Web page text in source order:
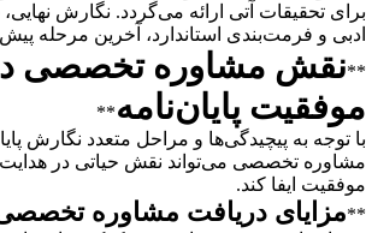
برای تحقیقات آتی ارائه می‌گردد. نگارش
ادبی و فرمت‌بندی استاندارد، آخرین مرحله
**نقش مشاوره تخصصی
موفقیت پایان‌نامه**
با توجه به پیچیدگی‌ها و مراحل متعدد نگارش
مشاوره تخصصی می‌تواند نقش حیاتی در
موفقیت ایفا کند.
**مزایای دریافت مشاوره